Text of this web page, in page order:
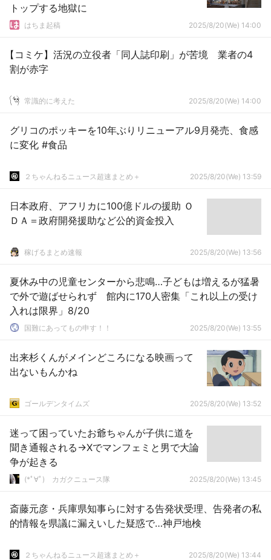
トップする地獄に
はちま起稿 2025/8/20(We) 14:00
【コミケ】活況の立役者「同人誌印刷」が苦境 業者の4
割が赤字
常識的に考えた 2025/8/20(We) 14:00
グリコのポッキーを10年ぶりリニューアル9月発売、食感
に変化 #食品
２ちゃんねるニュース超速まとめ＋ 2025/8/20(We) 13:59
日本政府、アフリカに100億ドルの援助 Ｏ
ＤＡ＝政府開発援助など公的資金投入
稼げるまとめ速報 2025/8/20(We) 13:56
夏休み中の児童センターから悲鳴…子どもは増えるが猛暑
で外で遊ばせられず 館内に170人密集「これ以上の受け
入れは限界」8/20
国難にあってもの申す！！ 2025/8/20(We) 13:55
出来杉くんがメインどころになる映画って
出ないもんかね
ゴールデンタイムズ 2025/8/20(We) 13:52
迷って困っていたお爺ちゃんが子供に道を
聞き通報される→Xでマンフェミと男で大論
争が起きる
(*ﾟ∀ﾟ)ゞカガクニュース隊 2025/8/20(We) 13:45
斎藤元彦・兵庫県知事らに対する告発状受理、告発者の私
的情報を県議に漏えいした疑惑で…神戸地検
２ちゃんねるニュース超速まとめ＋ 2025/8/20(We) 13:44